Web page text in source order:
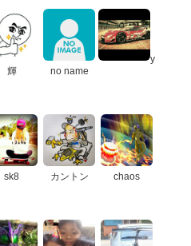
輝 no name
y
sk8 カントン chaos